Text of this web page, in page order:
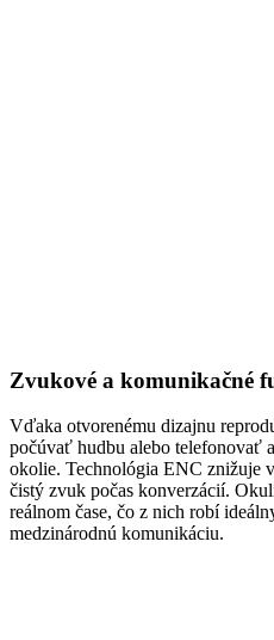
Zvukové a komunikačné
Vďaka otvorenému dizajnu
počúvať hudbu alebo telefonovať
okolie. Technológia ENC znižuje
čistý zvuk počas konverzácií.
reálnom čase, čo z nich robí
medzinárodnú komunikáciu.